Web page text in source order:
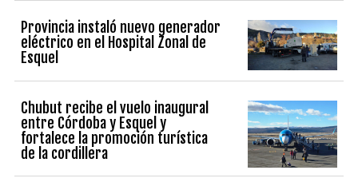
Provincia instaló nuevo generador
eléctrico en el Hospital Zonal de
Esquel
Chubut recibe el vuelo inaugural
entre Córdoba y Esquel y
fortalece la promoción turística
de la cordillera